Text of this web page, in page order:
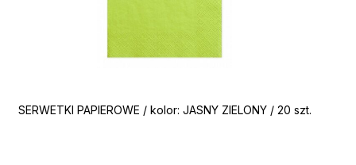
SERWETKI PAPIEROWE / kolor: JASNY ZIELONY / 20 szt.